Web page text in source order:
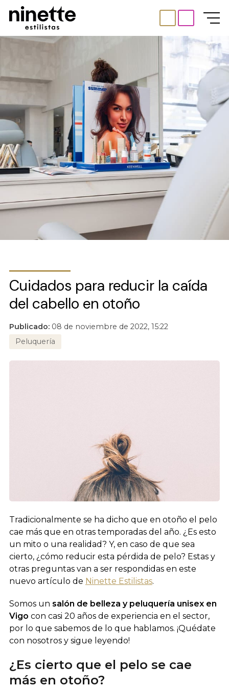
Cuidados para reducir la caída
del cabello en otoño
Publicado: 08 de noviembre de 2022, 15:22
Peluquería
Tradicionalmente se ha dicho que en otoño el pelo
cae más que en otras temporadas del año. ¿Es esto
un mito o una realidad? Y, en caso de que sea
cierto, ¿cómo reducir esta pérdida de pelo? Estas y
otras preguntas van a ser respondidas en este
nuevo artículo de Ninette Estilistas.
Somos un salón de belleza y peluquería unisex en
Vigo con casi 20 años de experiencia en el sector,
por lo que sabemos de lo que hablamos. ¡Quédate
con nosotros y sigue leyendo!
¿Es cierto que el pelo se cae
más en otoño?